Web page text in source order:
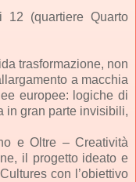
(quartiere Quarto
trasformazione, non
a macchia
europee: logiche di
in gran parte invisibili,
e Oltre – Creatività
il progetto ideato e
con l’obiettivo